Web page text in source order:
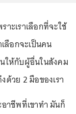
าะเราเลือกที่จะใช้
ลือกจะเป็นคน
ให้กับผู้อื่นในสังคม
วย 2 มือของเรา
าชีพที่เขาทำ มันก็